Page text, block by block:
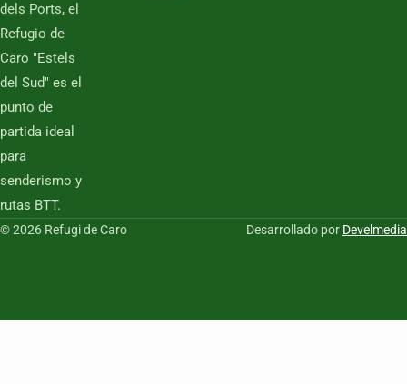
dels Ports, el
Refugio de
Caro "Estels
del Sud" es el
punto de
partida ideal
para
senderismo y
rutas BTT.
© 2026 Refugi de Caro Desarrollado por Develmedia